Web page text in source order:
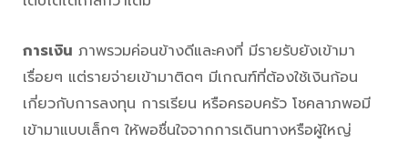
การเงิน ภาพรวมค่อนข้างดีและคงที่ มีรายรับยังเข้ามา
เรื่อยๆ แต่รายจ่ายเข้ามาติดๆ มีเกณฑ์ที่ต้องใช้เงินก้อน
เกี่ยวกับการลงทุน การเรียน หรือครอบครัว โชคลาภพอมี
เข้ามาแบบเล็กๆ ให้พอชื่นใจจากการเดินทางหรือผู้ใหญ่